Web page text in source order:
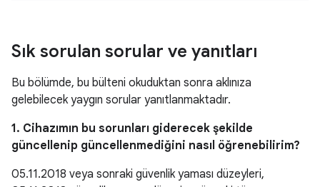
Sık sorulan sorular ve yanıtları
Bu bölümde, bu bülteni okuduktan sonra aklınıza
gelebilecek yaygın sorular yanıtlanmaktadır.
1. Cihazımın bu sorunları giderecek şekilde
güncellenip güncellenmediğini nasıl öğrenebilirim?
05.11.2018 veya sonraki güvenlik yaması düzeyleri,